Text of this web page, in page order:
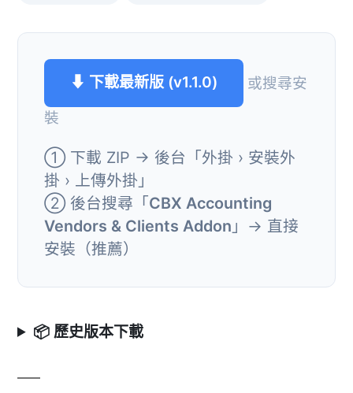
⬇ 下載最新版 (v1.1.0)
或搜尋安
裝
① 下載 ZIP → 後台「外掛 › 安裝外
掛 › 上傳外掛」
② 後台搜尋「CBX Accounting
Vendors & Clients Addon 」→ 直接
安裝（推薦）
📦 歷史版本下載